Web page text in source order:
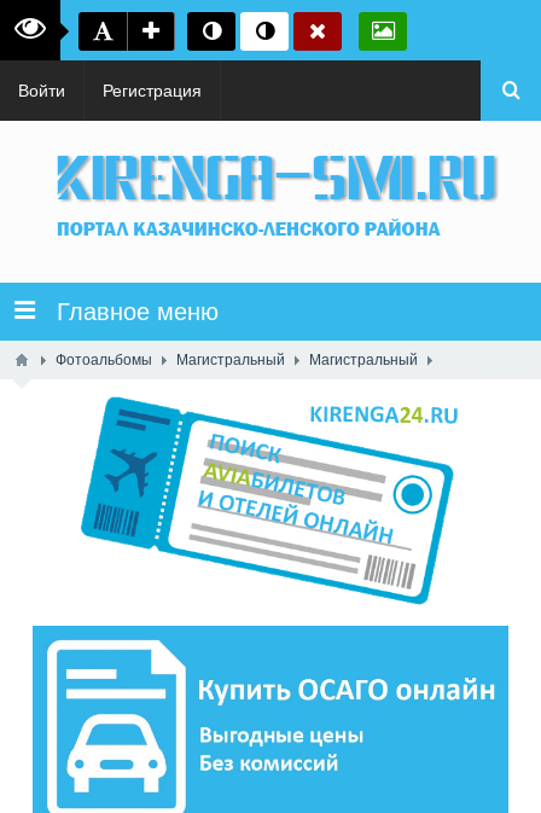
Войти Регистрация
Главное меню
Фотоальбомы Магистральный Магистральный